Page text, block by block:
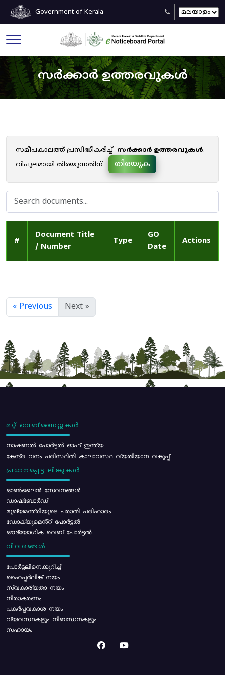
Government of Kerala
സർക്കാർ ഉത്തരവുകൾ
സമീപകാലത്ത് പ്രസിദ്ധീകരിച്ച് സർക്കാർ ഉത്തരവുകൾ.
വിപുലമായി തിരയുന്നതിന്
തിരയുക
#
Document Title
/ Number
Type
GO
Date
Actions
« Previous Next »
മറ്റ് വെബ്സൈറ്റുകൾ
നാഷണൽ പോർട്ടൽ ഓഫ് ഇന്ത്യ
കേന്ദ്ര വനം പരിസ്ഥിതി കാലാവസ്ഥ വ്യതിയാന വകുപ്പ്
പ്രധാനപ്പെട്ട ലിങ്കുകൾ
ഓൺലൈൻ സേവനങ്ങൾ
ഡാഷ്ബോർഡ്
മുഖ്യമന്ത്രിയുടെ പരാതി പരിഹാരം
ഡോക്യുമെൻ്റ് പോർട്ടൽ
ഔദ്യോഗിക വെബ് പോർട്ടൽ
വിവരങ്ങൾ
പോര്‍ട്ടലിനെക്കുറിച്ച്
ഹൈപ്പർലിങ്ക് നയം
സ്വകാര്യതാ നയം
നിരാകരണം
പകർപ്പവകാശ നയം
വ്യവസ്ഥകളും നിബന്ധനകളും
സഹായം